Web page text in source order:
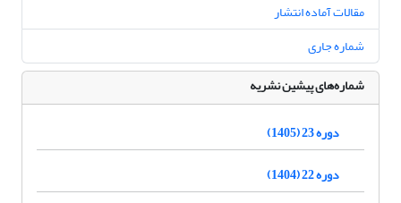
مقالات آماده انتشار
شماره جاری
شماره‌های پیشین نشریه
دوره 23 (1405)
دوره 22 (1404)